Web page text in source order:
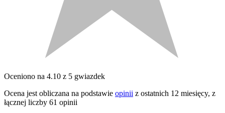
Oceniono na 4.10 z 5 gwiazdek
Ocena jest obliczana na podstawie opinii z ostatnich 12 miesięcy, z
łącznej liczby 61 opinii